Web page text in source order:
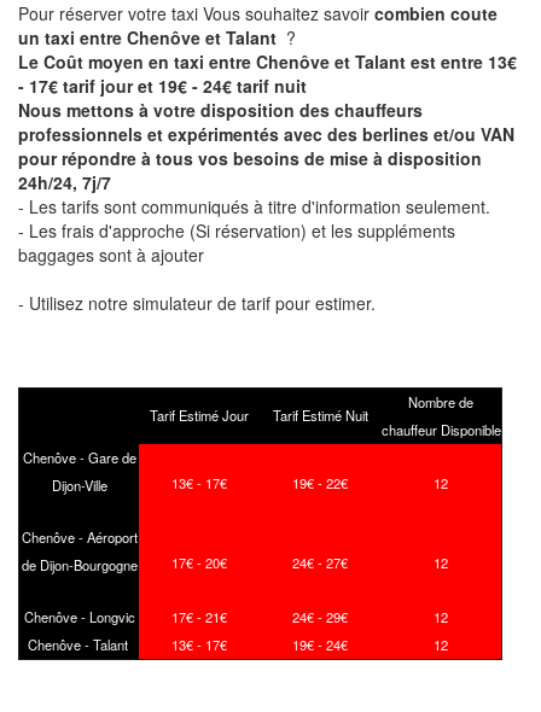
Pour réserver votre taxi Vous souhaitez savoir combien coute
un taxi entre Chenôve et Talant ?
Le Coût moyen en taxi entre Chenôve et Talant est entre 13€
- 17€ tarif jour et 19€ - 24€ tarif nuit
Nous mettons à votre disposition des chauffeurs
professionnels et expérimentés avec des berlines et/ou VAN
pour répondre à tous vos besoins de mise à disposition
24h/24, 7j/7
- Les tarifs sont communiqués à titre d'information seulement.
- Les frais d'approche (Si réservation) et les suppléments
baggages sont à ajouter
- Utilisez notre simulateur de tarif pour estimer.
Tarif Estimé Jour Tarif Estimé Nuit
Nombre de
chauffeur Disponible
Chenôve - Gare de
Dijon-Ville
13€ - 17€ 19€ - 22€ 12
Chenôve - Aéroport
de Dijon-Bourgogne
17€ - 20€ 24€ - 27€ 12
Chenôve - Longvic 17€ - 21€ 24€ - 29€
12
Chenôve - Talant
13€ - 17€ 19€ - 24€ 12